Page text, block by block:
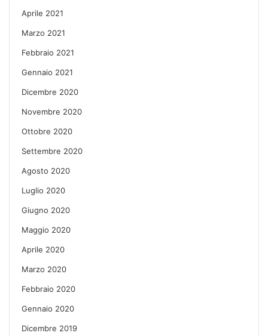
Aprile 2021
Marzo 2021
Febbraio 2021
Gennaio 2021
Dicembre 2020
Novembre 2020
Ottobre 2020
Settembre 2020
Agosto 2020
Luglio 2020
Giugno 2020
Maggio 2020
Aprile 2020
Marzo 2020
Febbraio 2020
Gennaio 2020
Dicembre 2019